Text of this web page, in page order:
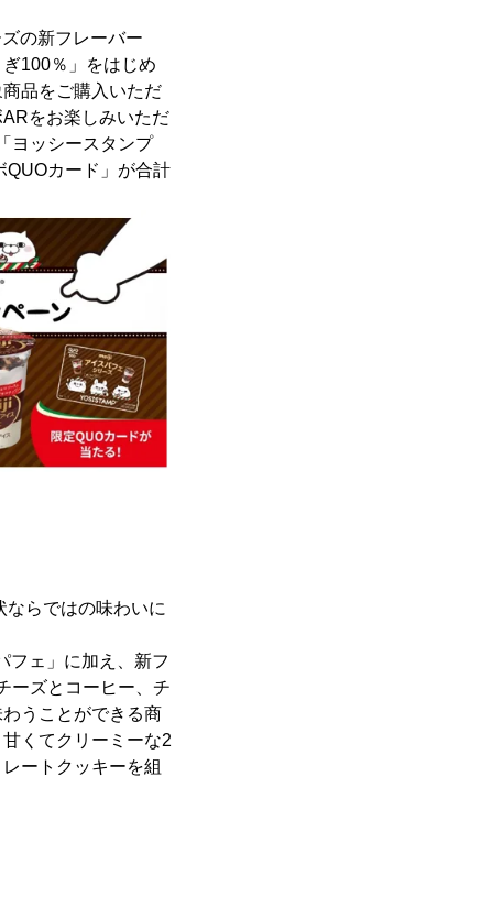
の新フレーバー
100％」をはじめ
品をご購入いただ
をお楽しみいただ
ヨッシースタンプ
QUOカード」が合計
ならではの味わいに
フェ」に加え、新フ
ーズとコーヒー、チ
うことができる商
くてクリーミーな2
ートクッキーを組